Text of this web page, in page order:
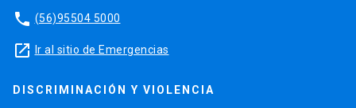
phone (56)95504 5000
launch Ir al sitio de Emergencias
DISCRIMINACIÓN Y VIOLENCIA